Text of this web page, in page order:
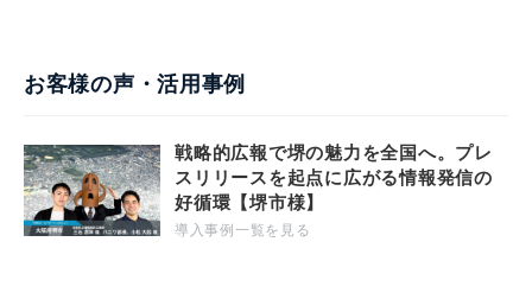
お客様の声・活用事例
戦略的広報で堺の魅力を全国へ。プレ
スリリースを起点に広がる情報発信の
好循環【堺市様】
導入事例一覧を見る